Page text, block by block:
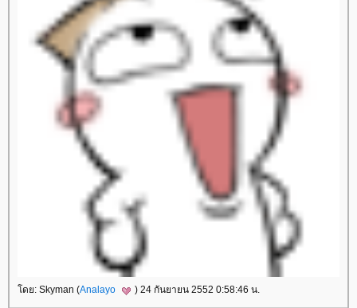
ดย: Skyman (Analayo ) 24 กันยายน 2552 0:58:46 น.